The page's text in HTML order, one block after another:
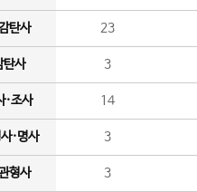
탄사 23
탄사 3
·조사 14
·명사 3
형사 3